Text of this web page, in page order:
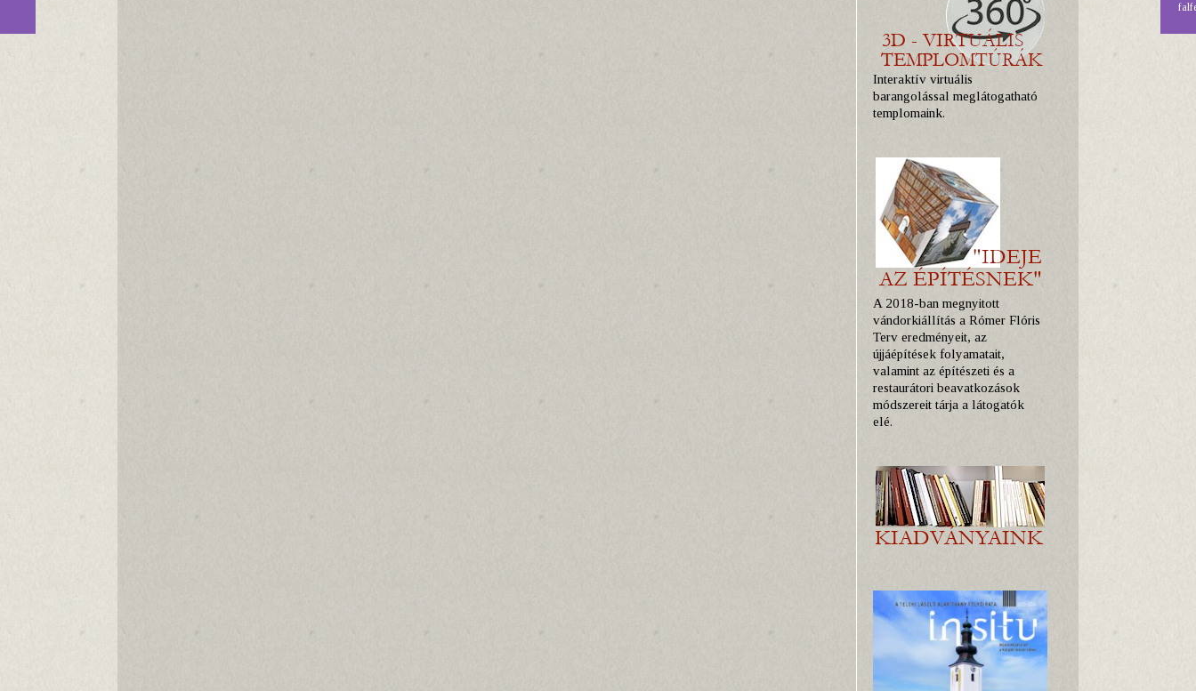
Interaktív virtuális
barangolással meglátogatható
templomaink.
A 2018-ban megnyitott
vándorkiállítás a Rómer Flóris
Terv eredményeit, az
újjáépítések folyamatait,
valamint az építészeti és a
restaurátori beavatkozások
módszereit tárja a látogatók
elé.